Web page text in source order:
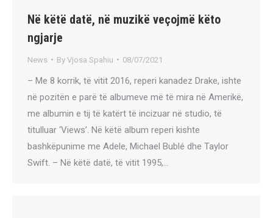
Në këtë datë, në muzikë veçojmë këto
ngjarje
News By Vjosa Spahiu 08/07/2021
– Me 8 korrik, të vitit 2016, reperi kanadez Drake, ishte
në pozitën e parë të albumeve më të mira në Amerikë,
me albumin e tij të katërt të incizuar në studio, të
titulluar ‘Views’. Në këtë album reperi kishte
bashkëpunime me Adele, Michael Bublé dhe Taylor
Swift. – Në këtë datë, të vitit 1995,…